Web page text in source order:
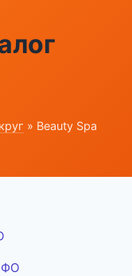
» Beauty Spa
ФО